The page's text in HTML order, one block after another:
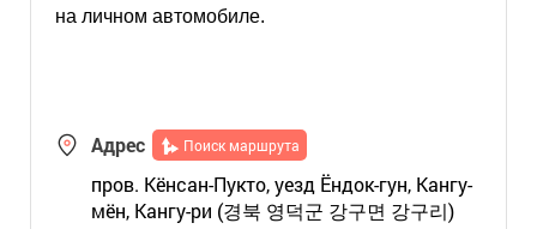
на личном автомобиле.
Адрес Поиск маршрута
пров. Кёнсан-Пукто, уезд Ёндок-гун, Кангу-
мён, Кангу-ри (경북 영덕군 강구면 강구리)